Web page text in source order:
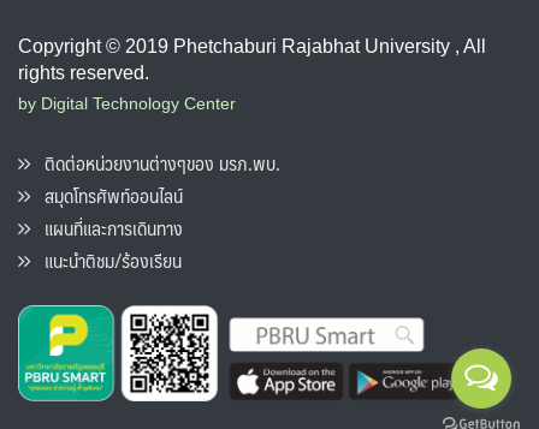
Copyright © 2019 Phetchaburi Rajabhat University , All
rights reserved.
by Digital Technology Center
ติดต่อหน่วยงานต่างๆของ มรภ.พบ.
สมุดโทรศัพท์ออนไลน์
แผนที่และการเดินทาง
แนะนำติชม/ร้องเรียน